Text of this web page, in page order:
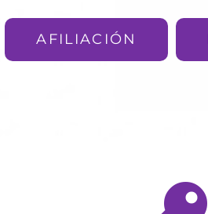
AFILIACIÓN